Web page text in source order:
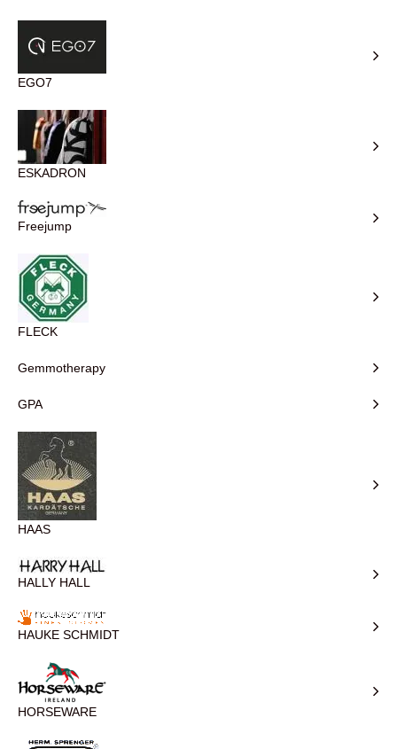
EGO7
ESKADRON
Freejump
FLECK
Gemmotherapy
GPA
HAAS
HALLY HALL
HAUKE SCHMIDT
HORSEWARE